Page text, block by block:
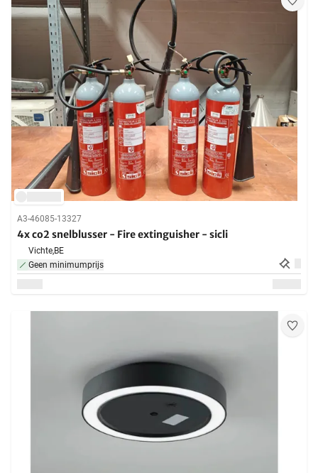
A3-46085-13327
4x co2 snelblusser - Fire extinguisher - sicli
Vichte,BE
Geen minimumprijs